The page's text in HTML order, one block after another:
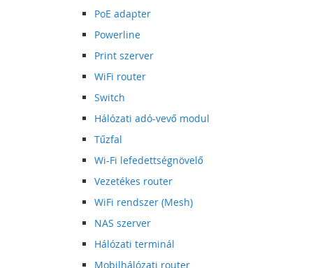
PoE adapter
Powerline
Print szerver
WiFi router
Switch
Hálózati adó-vevő modul
Tűzfal
Wi-Fi lefedettségnövelő
Vezetékes router
WiFi rendszer (Mesh)
NAS szerver
Hálózati terminál
Mobilhálózati router